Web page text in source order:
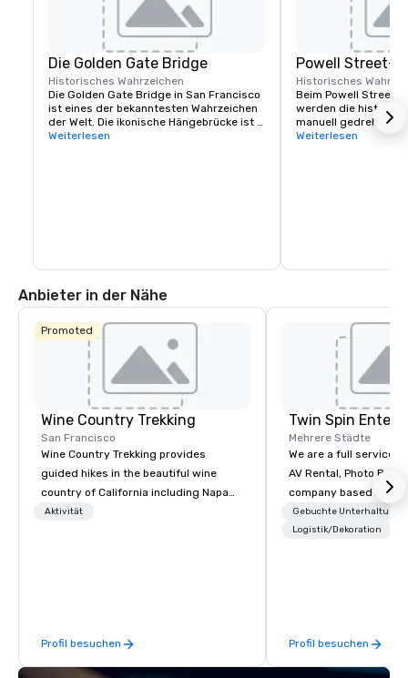
Die Golden Gate Bridge
Historisches Wahrzeichen
Die Golden Gate Bridge in San Francisco
ist eines der bekanntesten Wahrzeichen
der Welt. Die ikonische Hängebrücke ist
bekannt für ihre auffällige orange Farbe
Weiterlesen
Powell Street-
Historisches
Beim Powell Street
werden die
manuell gedreht, um
ändern. Es liegt an
Weiterlesen
Anbieter in der Nähe
Promoted
Wine Country Trekking
San Francisco
Wine Country Trekking provides
guided hikes in the beautiful wine
country of California including Napa
and Sonoma Valleys. These
day hikes we provide luxury self-
guided inn-to-in walking vacations
Aktivität
Profil besuchen
Twin Spin
Mehrere Städte
We are a full service
AV Rental, Photo
company based in the
Bay Area. We specialize in corporate
events and weddings
Gebuchte Unterhaltung
Logistik/Dekoration
Profil besuchen